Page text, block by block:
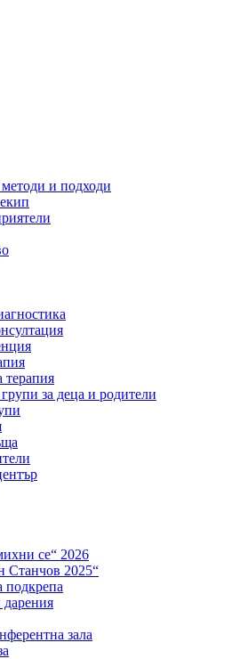
и подходи
за деца и родители
се“ 2026
Станчов 2025“
подкрепа
зала